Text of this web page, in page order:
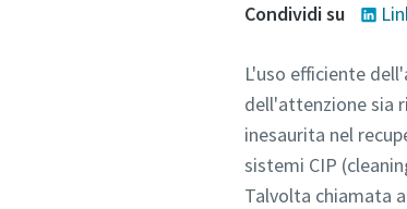
Condividi su
L'uso efficiente
dell'attenzione sia
inesaurita nel
sistemi CIP
Talvolta chiamata